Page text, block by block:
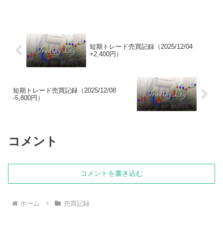
短期トレード売買記録（2025/12/04
+2,400円）
短期トレード売買記録（2025/12/08
-5,800円）
コメント
コメントを書き込む
ホーム 売買記録